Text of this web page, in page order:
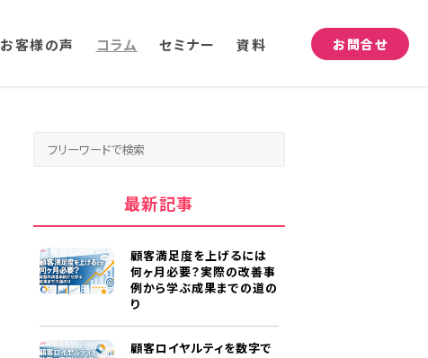
お客様の声 コラム セミナー 資料 お問合せ
最新記事
顧客満足度を上げるには
何ヶ月必要？実際の改善事
例から学ぶ成果までの道の
り
顧客ロイヤルティを数字で